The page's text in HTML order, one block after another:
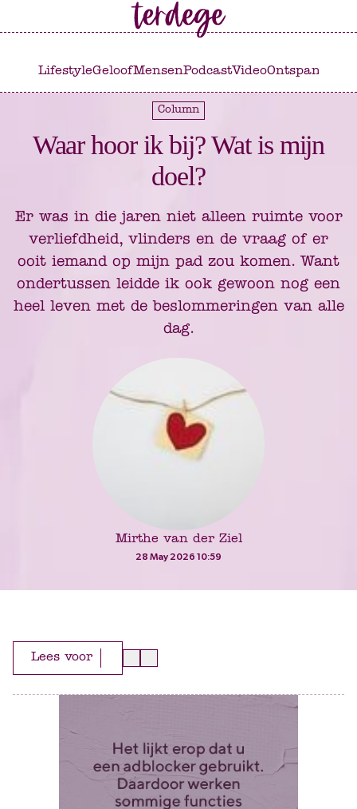
LifestyleGeloofMensenPodcastVideoOntspannen
Column
Waar hoor ik bij? Wat is mijn
doel?
Er was in die jaren niet alleen ruimte voor
verliefdheid, vlinders en de vraag of er
ooit iemand op mijn pad zou komen. Want
ondertussen leidde ik ook gewoon nog een
heel leven met de beslommeringen van alle
dag.
Mirthe van der Ziel
28 May 2026 10:59
Lees voor